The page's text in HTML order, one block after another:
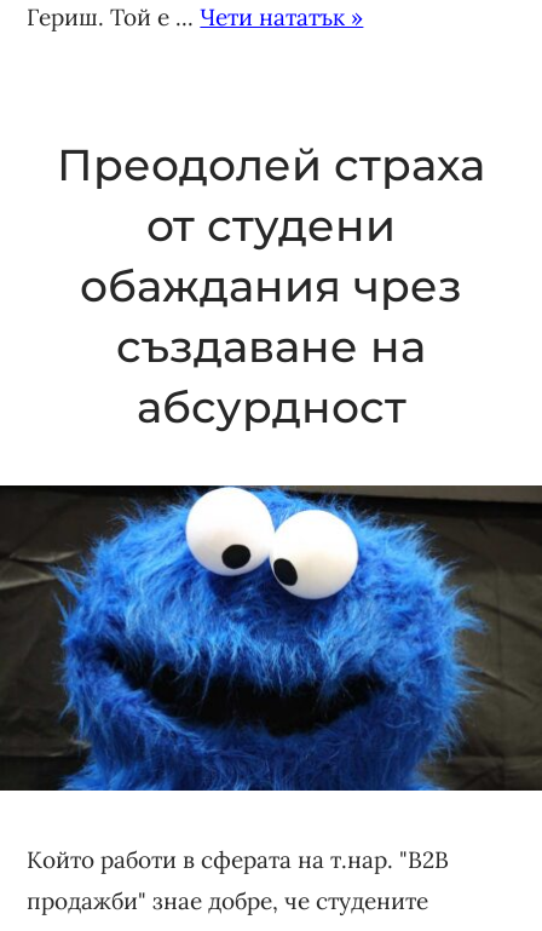
Гериш. Той е ...Чети нататък »
Преодолей страха
от студени
обаждания чрез
създаване на
абсурдност
Който работи в сферата на т.нар. "B2B
продажби" знае добре, че студените